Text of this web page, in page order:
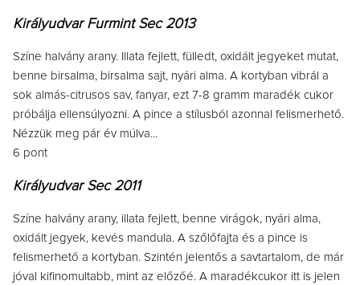
Királyudvar Furmint Sec 2013
Színe halvány arany. Illata fejlett, fülledt, oxidált jegyeket mutat,
benne birsalma, birsalma sajt, nyári alma. A kortyban vibrál a
sok almás-citrusos sav, fanyar, ezt 7-8 gramm maradék cukor
próbálja ellensúlyozni. A pince a stílusból azonnal felismerhető.
Nézzük meg pár év múlva...
6 pont
Királyudvar Sec 2011
Színe halvány arany, illata fejlett, benne virágok, nyári alma,
oxidált jegyek, kevés mandula. A szőlőfajta és a pince is
felismerhető a kortyban. Szintén jelentős a savtartalom, de már
jóval kifinomultabb, mint az előzőé. A maradékcukor itt is jelen